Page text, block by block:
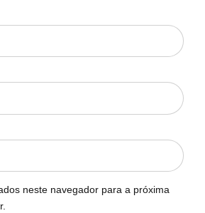
neste navegador para a próxima